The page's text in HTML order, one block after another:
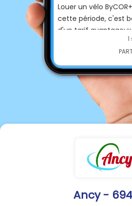
Ancy -
Louer un vélo
cette période, c'est
d'un tarif
pour le prix de 3) et
aussi l'occasion de
la rentrée pour
habitudes en se
vélo à assistance
🚴‍♀️ prendre soin de
💵 faire des
🍃 respecter
faire une rentrée
En savoir plus sur
1